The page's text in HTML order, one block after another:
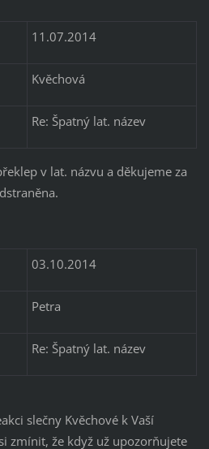
11.07.2014
Kvěchová
Re: Špatný lat. název
v lat. názvu a děkujeme za
03.10.2014
Petra
Re: Špatný lat. název
slečny Kvěchové k Vaší
zmínit, že když už upozorňujete